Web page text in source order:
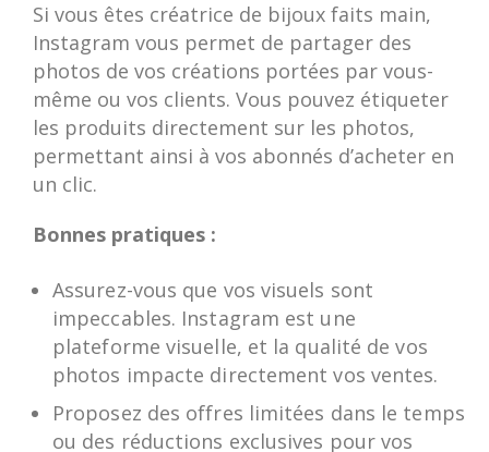
Si vous êtes créatrice de bijoux faits main,
Instagram vous permet de partager des
photos de vos créations portées par vous-
même ou vos clients. Vous pouvez étiqueter
les produits directement sur les photos,
permettant ainsi à vos abonnés d’acheter en
un clic.
Bonnes pratiques :
Assurez-vous que vos visuels sont
impeccables. Instagram est une
plateforme visuelle, et la qualité de vos
photos impacte directement vos ventes.
Proposez des offres limitées dans le temps
ou des réductions exclusives pour vos